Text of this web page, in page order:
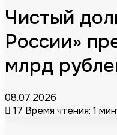
Чистый
России»
млрд
08.07.2026
17 Время чтения: 1